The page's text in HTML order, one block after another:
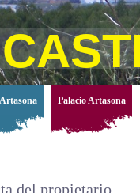
Palacio Artasona
del propietario